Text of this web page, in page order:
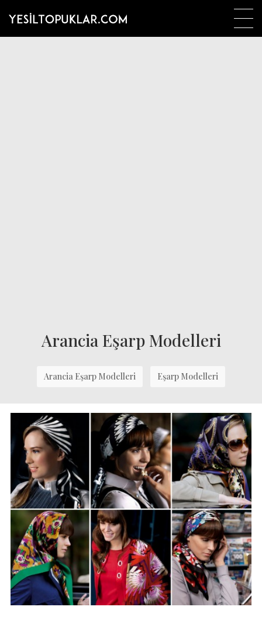
Arancia Eşarp Modelleri
Arancia Eşarp Modelleri Eşarp Modelleri